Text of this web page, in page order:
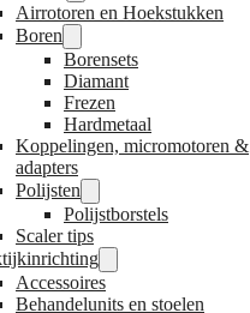
Airrotoren en Hoekstukken
Boren
Borensets
Diamant
Frezen
Hardmetaal
Koppelingen, micromotoren &
adapters
Polijsten
Polijstborstels
Scaler tips
Accessoires
Behandelunits en stoelen